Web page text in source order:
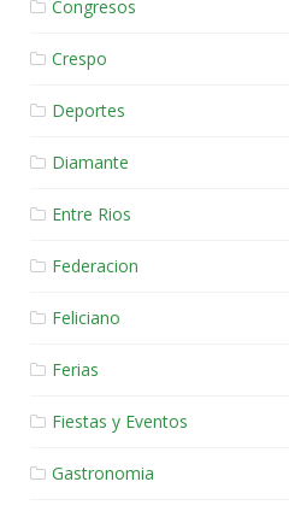
Congresos
Crespo
Deportes
Diamante
Entre Rios
Federacion
Feliciano
Ferias
Fiestas y Eventos
Gastronomia